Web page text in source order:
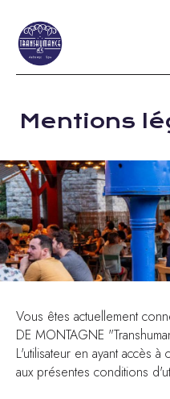
Mentions
Vous êtes actuellement
DE MONTAGNE
L'utilisateur en ayant accès
aux présentes conditions